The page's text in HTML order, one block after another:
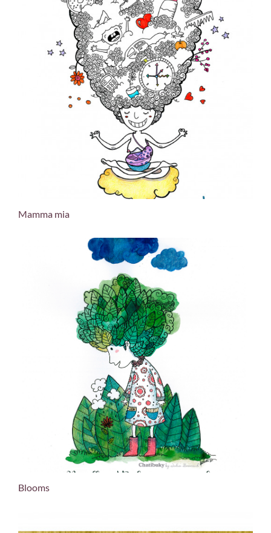
Mamma mia
Blooms